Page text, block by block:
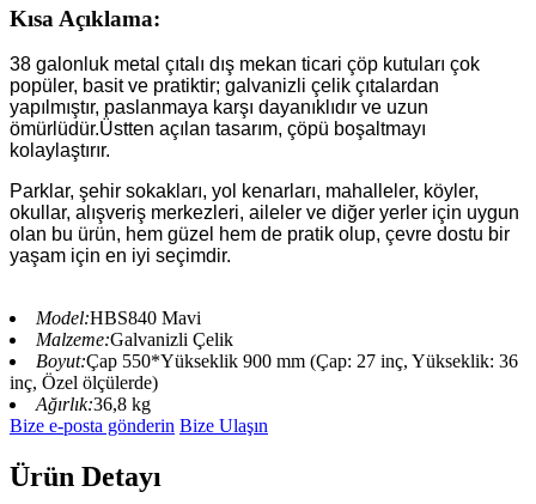
Kısa Açıklama:
38 galonluk metal çıtalı dış mekan ticari çöp kutuları çok
popüler, basit ve pratiktir; galvanizli çelik çıtalardan
yapılmıştır, paslanmaya karşı dayanıklıdır ve uzun
ömürlüdür.Üstten açılan tasarım, çöpü boşaltmayı
kolaylaştırır.
Parklar, şehir sokakları, yol kenarları, mahalleler, köyler,
okullar, alışveriş merkezleri, aileler ve diğer yerler için uygun
olan bu ürün, hem güzel hem de pratik olup, çevre dostu bir
yaşam için en iyi seçimdir.
Model:HBS840 Mavi
Malzeme:Galvanizli Çelik
Boyut:Çap 550*Yükseklik 900 mm (Çap: 27 inç, Yükseklik: 36
inç, Özel ölçülerde)
Ağırlık:36,8 kg
Bize e-posta gönderin Bize Ulaşın
Ürün Detayı